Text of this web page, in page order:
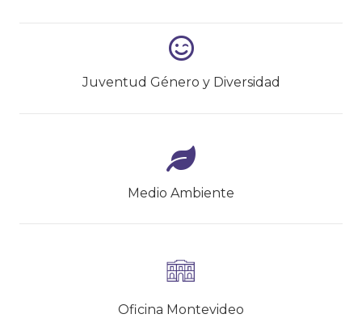
Juventud Género y Diversidad
Medio Ambiente
Oficina Montevideo